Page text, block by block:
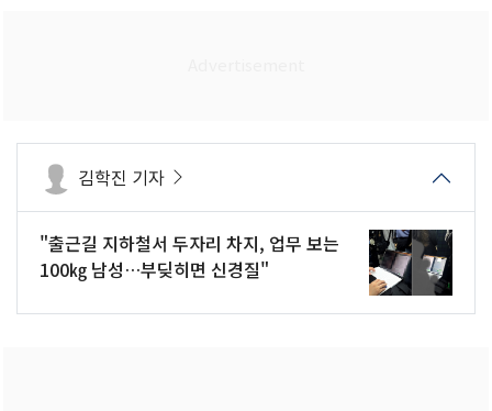
김학진 기자
"출근길 지하철서 두자리 차지, 업무 보는
100㎏ 남성…부딪히면 신경질"